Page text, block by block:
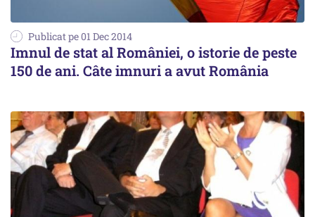
Publicat pe 01 Dec 2014
Imnul de stat al României, o istorie de peste
150 de ani. Câte imnuri a avut România